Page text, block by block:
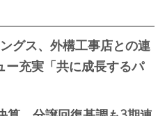
グス、外構工事店との連
充実「共に成長するパ